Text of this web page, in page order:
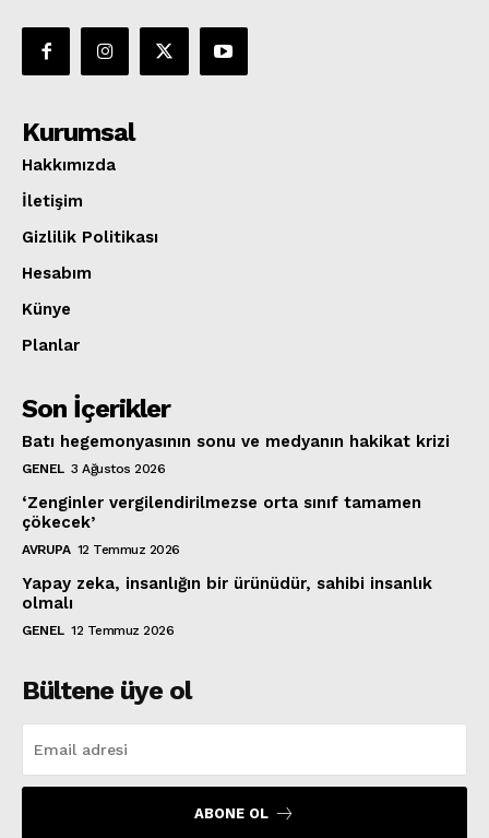
Kurumsal
Hakkımızda
İletişim
Gizlilik Politikası
Hesabım
Künye
Planlar
Son İçerikler
Batı hegemonyasının sonu ve medyanın hakikat krizi
GENEL 3 Ağustos 2026
‘Zenginler vergilendirilmezse orta sınıf tamamen
çökecek’
AVRUPA 12 Temmuz 2026
Yapay zeka, insanlığın bir ürünüdür, sahibi insanlık
olmalı
GENEL 12 Temmuz 2026
Bültene üye ol
ABONE OL